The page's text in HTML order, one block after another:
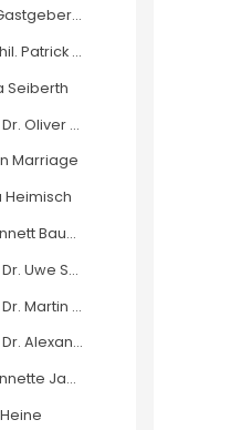
KONTAKT: Die Gastgeberinnen
KONTAKT: Dr. phil. Patrick S. Föhl
Seiberth
KONTAKT: Prof. Dr. Oliver Scheytt
Marriage
Heimisch
KONTAKT: Dr. Annett Baumast
KONTAKT: Prof. Dr. Uwe Schneidewind
KONTAKT: Prof. Dr. Martin Zierold
KONTAKT: Prof. Dr. Alexander Bretz
KONTAKT: Dr. Annette Jagla